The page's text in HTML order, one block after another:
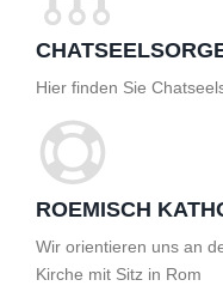
Hier finden Sie
ROEMISCH
Wir orientieren uns an
Kirche mit Sitz in Rom